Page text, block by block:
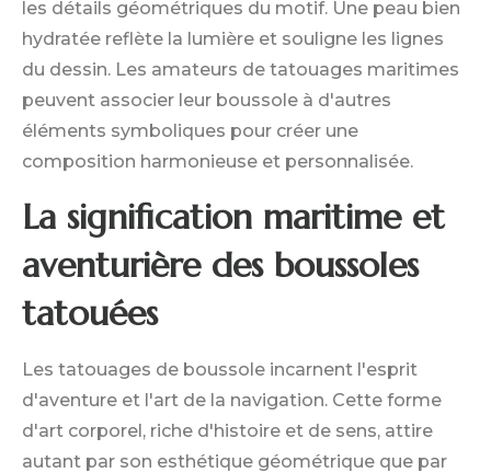
les détails géométriques du motif. Une peau bien
hydratée reflète la lumière et souligne les lignes
du dessin. Les amateurs de tatouages maritimes
peuvent associer leur boussole à d'autres
éléments symboliques pour créer une
composition harmonieuse et personnalisée.
La signification maritime et
aventurière des boussoles
tatouées
Les tatouages de boussole incarnent l'esprit
d'aventure et l'art de la navigation. Cette forme
d'art corporel, riche d'histoire et de sens, attire
autant par son esthétique géométrique que par